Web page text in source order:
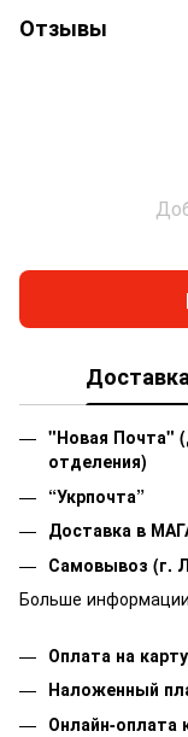
Отзывы
"Новая Почта"
отделения)
“Укрпочта”
Доставка в
Самовывоз (г.
Больше
Оплата на
Наложенный
Онлайн-оплата